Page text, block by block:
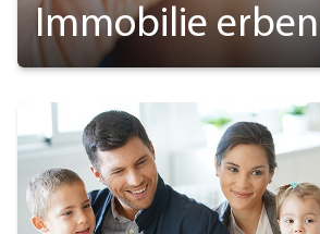
Immobilie erben